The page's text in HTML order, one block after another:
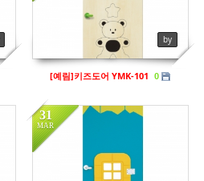
by
[예림]키즈도어 YMK-101 0
31
MAR
키즈도어